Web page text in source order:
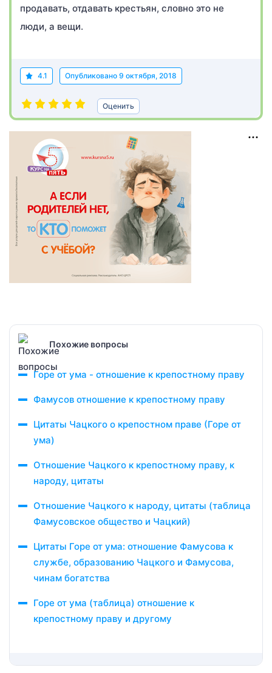
продавать, отдавать крестьян, словно это не
люди, а вещи.
4.1 Опубликовано 9 октября, 2018
Оценить
Похожие вопросы
Горе от ума - отношение к крепостному праву
Фамусов отношение к крепостному праву
Цитаты Чацкого о крепостном праве (Горе от
ума)
Отношение Чацкого к крепостному праву, к
народу, цитаты
Отношение Чацкого к народу, цитаты (таблица
Фамусовское общество и Чацкий)
Цитаты Горе от ума: отношение Фамусова к
службе, образованию Чацкого и Фамусова,
чинам богатства
Горе от ума (таблица) отношение к
крепостному праву и другому